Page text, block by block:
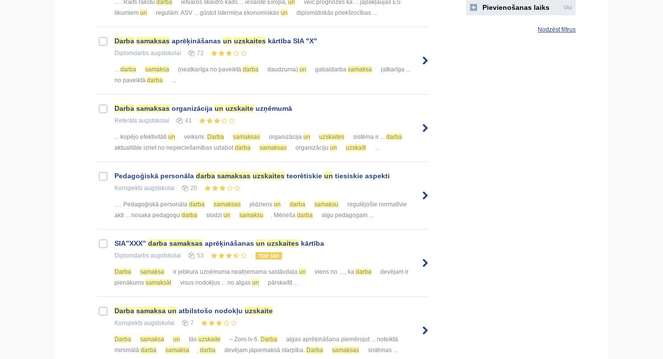
... . Raits rakstu darba ietvaros skaidro kāds ... iesaiste Eiropā, un
veic prognozes kā ... jāpakļaujas ES
likumiem un regulām. ASV ... gūstot īstermiņa ekonomiskās un diplomātiskās priekšrocības. ...
Darba samaksas aprēķināšanas un uzskaites kārtība SIA "X"
Diplomdarbs augstskolai 72
... darba samaksa (neatkarīga no paveiktā darba daudzuma) un gabaldarba samaksa
(atkarīga ...
no paveiktā darba ...
Darba samaksas organizācija un uzskaite uzņēmumā
Referāts augstskolai 41
... kopējo efektivitāti un veiksmi. Darba samaksas organizācija un uzskaites sistēma ir ... darba
aktualitāte izriet no nepieciešamības uzlabotdarba samaksas organizāciju un uzskaiti ...
Pedagoģiskā personāla darba samaksas uzskaites teorētiskie un tiesiskie aspekti
Konspekts augstskolai 20
... . Pedagoģiskā personāla darba samaksas jēdziens un darba samaksu
regulējošie normatīvie
akti ... nosaka pedagogu darba slodzi un samaksu . Mēneša darba algu pedagogam ...
SIA”XXX” darba samaksas aprēķināšanas un uzskaites kārtība
Diplomdarbs augstskolai 53 TOP 500
Darba samaksa ir jebkura uzņēmuma neatņemama sastāvdaļa un viens no ... , ka darba
devējam ir
pienākums samaksāt visus nodokļus ... no algas un pārskaitīt ...
Darba samaksa un atbilstošo nodokļu uzskaite
Konspekts augstskolai 7
Darba samaksa un tās uzskaite – Zoro.lv 6. Darba
algas aprēķināšana piemērojot ... noteiktā
minimālā darba samaksa darba devējam jāpiemaksā starpība. Darba samaksas sistēmas ...
Pievienošanas laiks Visi
Nodzēst filtrus